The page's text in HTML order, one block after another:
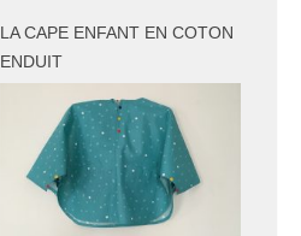
LA CAPE ENFANT EN COTON
ENDUIT